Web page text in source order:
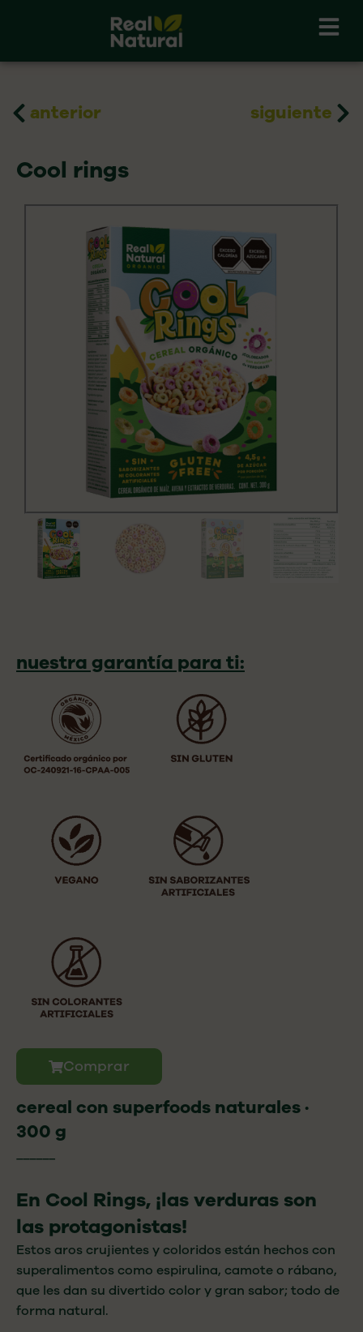
Prev
anterior siguiente
Cool rings
nuestra garantía para ti:
Comprar
cereal con superfoods naturales ·
300 g
En Cool Rings, ¡las verduras son
las protagonistas!
Estos aros crujientes y coloridos están hechos con
superalimentos como espirulina, camote o rábano,
que les dan su divertido color y gran sabor; todo de
forma natural.